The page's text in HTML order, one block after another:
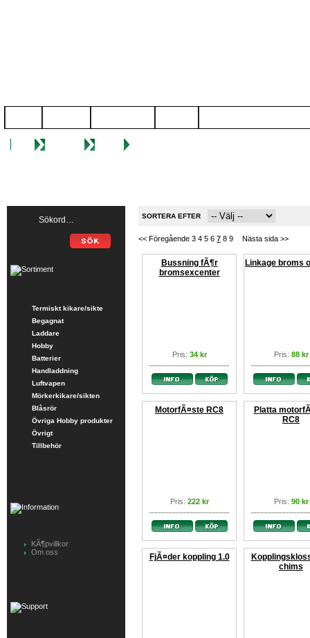
Termiskt kikare/sikte
Begagnat
Laddare
Hobby
Batterier
Handladdning
Luftvapen
Mörkerkikare/sikten
Blåsrör
Övriga Hobby produkter
Övrigt
Tillbehör
KÃ¶pvillkor
Om oss
SORTERA EFTER
<< Föregående 3 4 5 6 7 8 9 Nästa sida >>
Bussning fÃ¶r
bromsexcenter
Pris: 34 kr
Linkage broms
Pris: 88 kr
MotorfÃ¤ste RC8
Pris: 222 kr
Platta
RC8
Pris: 90 kr
FjÃ¤der koppling 1.0
chims